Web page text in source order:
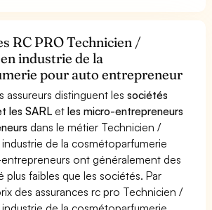
RC PRO Technicien /
industrie de la
pour auto entrepreneur
assureurs distinguent lessociétés
les SARL etles micro-entrepreneurs
dans le métier Technicien /
de la cosmétoparfumerie
ont généralement des
plus faibles que les sociétés. Par
des assurances rc pro Technicien /